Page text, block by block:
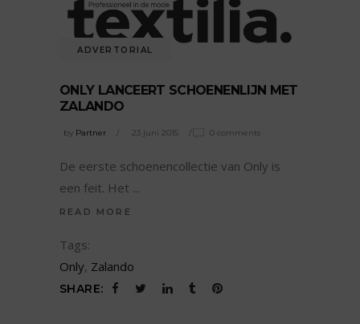
ADVERTORIAL
ONLY LANCEERT SCHOENENLIJN MET
ZALANDO
by Partner 23 juni 2015 0 comments
De eerste schoenencollectie van Only is
een feit. Het
READ MORE
Tags:
Only, Zalando
SHARE: